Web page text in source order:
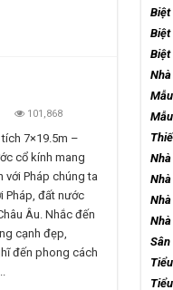
101,868
7×19.5m –
cổ kính mang
với Pháp chúng ta
Pháp, đất nước
Âu. Nhắc đến
cạnh đẹp,
đến phong cách
Biệt
Biệt
Biệt